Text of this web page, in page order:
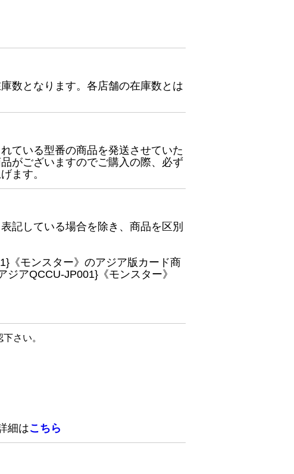
数となります。各店舗の在庫数とは
ている型番の商品を発送させていた
がございますのでご購入の際、必ず
ます。
記している場合を除き、商品を区別
《モンスター》のアジア版カード商
アQCCU-JP001}《モンスター》
さい。
細はこちら